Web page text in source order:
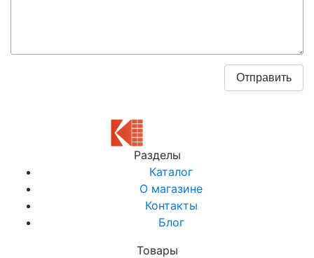
Разделы
Каталог
О магазине
Контакты
Блог
Товары